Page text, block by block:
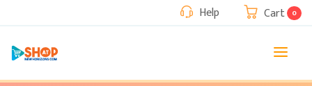
Help Cart 0